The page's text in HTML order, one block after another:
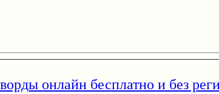
онлайн бесплатно и без